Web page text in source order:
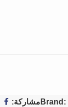
Brand: مشاركة: